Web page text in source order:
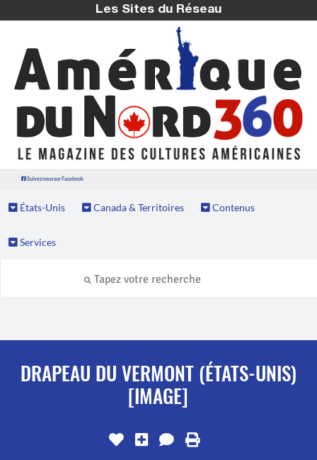
Les Sites du Réseau
Suivez nous sur Facebook
États-Unis Canada & Territoires Contenus
Services
DRAPEAU DU VERMONT (ÉTATS-UNIS)
[IMAGE]